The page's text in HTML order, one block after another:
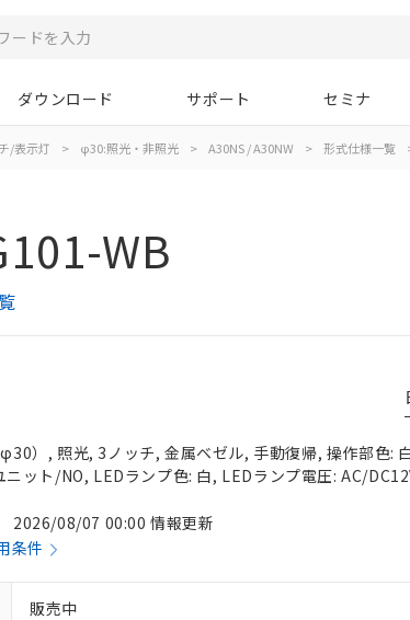
ダウンロード サポート セミナ
/表示灯 > φ30:照光・非照光 > A30NS / A30NW > 形式仕様一覧
WB
）, 照光, 3ノッチ, 金属ベゼル, 手動復帰, 操作部色:
ニット/NO, LEDランプ色: 白, LEDランプ電圧: AC/
2026/08/07 00:00 情報更新
条件
販売中